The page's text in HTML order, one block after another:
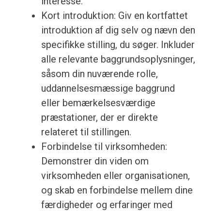
Kort introduktion: Giv en kortfattet
introduktion af dig selv og nævn den
specifikke stilling, du søger. Inkluder
alle relevante baggrundsoplysninger,
såsom din nuværende rolle,
uddannelsesmæssige baggrund
eller bemærkelsesværdige
præstationer, der er direkte
relateret til stillingen.
Forbindelse til virksomheden:
Demonstrer din viden om
virksomheden eller organisationen,
og skab en forbindelse mellem dine
færdigheder og erfaringer med